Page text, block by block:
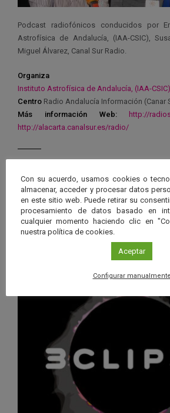
Podcast radiofónicos conducidos por
Astrofísica de Andalucía, (IAA-CSIC),
Miguel Álvarez, Canal Sur Radio.
Organiza
Instituto Astrofísica de Andalucía, (IAA-CSIC)
Centro Radio Andalucía Información (Canar
Más información
Web: http://
http://alacarta.canalsur.es/radio/
Próximos eventos
26 JUN 2026 - 26 ENE 2028
Planetario/
Sevilla
Con su acuerdo, usamos cookies o
almacenar, acceder y procesar datos
en este sitio web. Puede retirar su
procesamiento de datos basado en
cualquier momento haciendo clic en
nuestra política de cookies.
Aceptar
Configurar manualmente